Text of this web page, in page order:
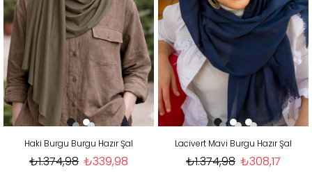
Haki Burgu Burgu Hazır Şal
₺339,98
₺1.374,98
Lacivert Mavi Burgu Hazır Şal
₺308,17
₺1.374,98